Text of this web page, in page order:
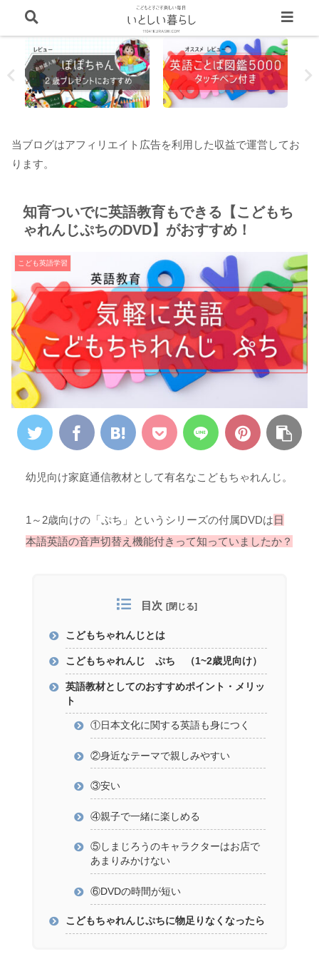
当ブログはアフィリエイト広告を利用した収益で運営してお
ります。
知育ついでに英語教育もできる【こどもち
ゃれんじぷちのDVD】がおすすめ！
こども英語学習
幼児向け家庭通信教材として有名なこどもちゃれんじ。
1～2歳向けの「ぷち」というシリーズの付属DVDは日
本語英語の音声切替え機能付きって知っていま したか ？
目次
こどもちゃれんじとは
こどもちゃれんじ ぷち （1~2歳児向け）
英語教材としてのおすすめポイント・メリッ
ト
①日本文化に関する英語も身につく
②身近なテーマで親しみやすい
③安い
④親子で一緒に楽しめる
⑤しまじろうのキャラクターはお店で
あまりみかけない
⑥DVDの時間が短い
こどもちゃれんじぷちに物足りなくなったら